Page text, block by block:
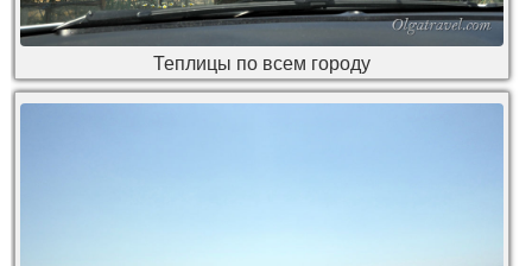
Теплицы по всем городу